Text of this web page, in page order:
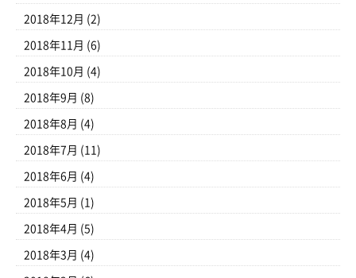
2018年12月 (2)
2018年11月 (6)
2018年10月 (4)
2018年9月 (8)
2018年8月 (4)
2018年7月 (11)
2018年6月 (4)
2018年5月 (1)
2018年4月 (5)
2018年3月 (4)